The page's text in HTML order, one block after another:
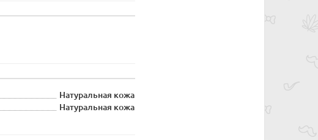
Натуральная кожа
Натуральная кожа